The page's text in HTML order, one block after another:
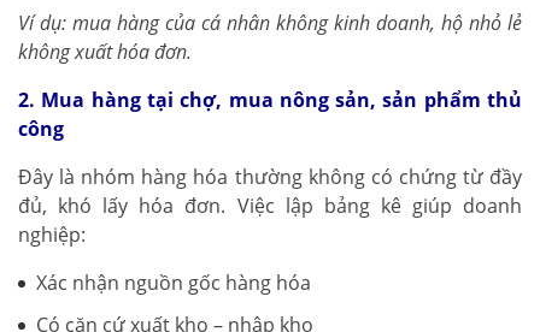
Ví dụ: mua hàng của cá nhân không kinh doanh, hộ nhỏ lẻ
không xuất hóa đơn.
2. Mua hàng tại chợ, mua nông sản, sản phẩm thủ
công
Đây là nhóm hàng hóa thường không có chứng từ đầy
đủ, khó lấy hóa đơn. Việc lập bảng kê giúp doanh
nghiệp:
Xác nhận nguồn gốc hàng hóa
Có căn cứ xuất kho – nhập kho